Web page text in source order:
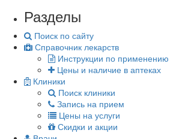
Разделы
Поиск по сайту
Справочник лекарств
Инструкции по применению
Цены и наличие в аптеках
Клиники
Поиск клиники
Запись на прием
Цены на услуги
Скидки и акции